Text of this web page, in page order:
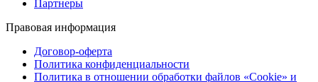
Партнеры
Правовая информация
Договор-оферта
Политика конфиденциальности
Политика в отношении обработки файлов «Cookie» и